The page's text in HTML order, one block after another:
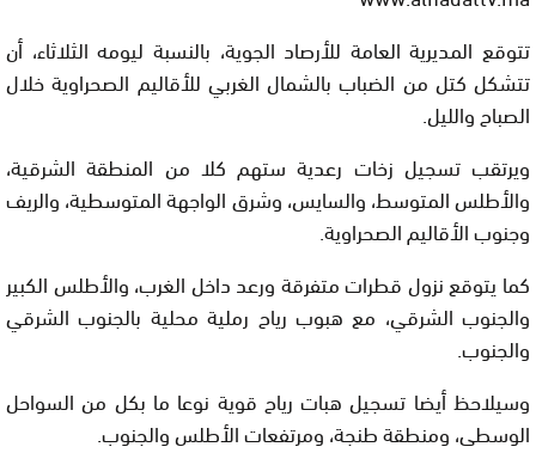
تتوقع المديرية العامة للأرصاد الجوية، بالنسبة ليومه الثلاثاء، أن
تتشكل كتل من الضباب بالشمال الغربي للأقاليم الصحراوية خلال
الصباح والليل.
ويرتقب تسجيل زخات رعدية ستهم كلا من المنطقة الشرقية،
والأطلس المتوسط، والسايس، وشرق الواجهة المتوسطية، والريف
وجنوب الأقاليم الصحراوية.
كما يتوقع نزول قطرات متفرقة ورعد داخل الغرب، والأطلس الكبير
والجنوب الشرقي، مع هبوب رياح رملية محلية بالجنوب الشرقي
والجنوب.
وسيلاحظ أيضا تسجيل هبات رياح قوية نوعا ما بكل من السواحل
الوسطى، ومنطقة طنجة، ومرتفعات الأطلس والجنوب.